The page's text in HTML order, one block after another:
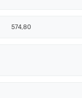
574,80